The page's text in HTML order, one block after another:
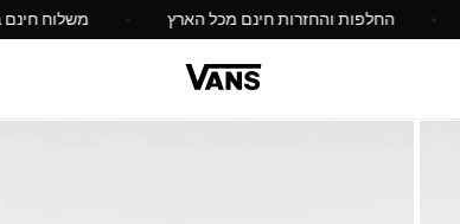
החלפות והחזרות חינם מכל הארץ